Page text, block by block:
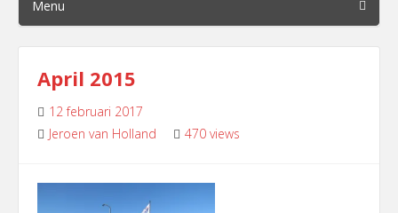
Menu
April 2015
12 februari 2017
Jeroen van Holland
470 views